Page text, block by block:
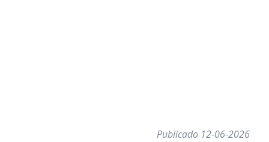
Publicado 12-06-2026